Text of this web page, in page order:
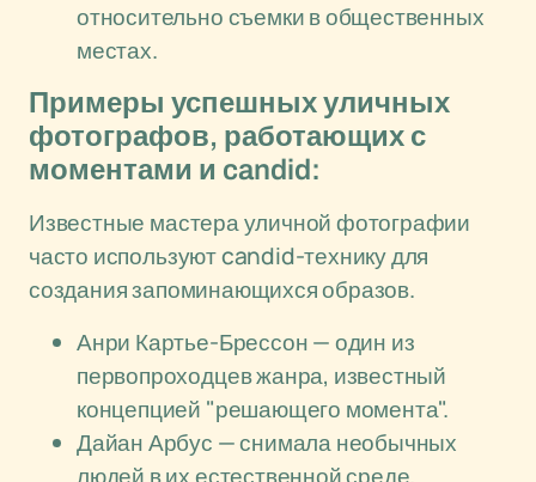
относительно съемки в общественных
местах.
Примеры успешных уличных
фотографов, работающих с
моментами и candid:
Известные мастера уличной фотографии
часто используют candid-технику для
создания запоминающихся образов.
Анри Картье-Брессон — один из
первопроходцев жанра, известный
концепцией "решающего момента".
Дайан Арбус — снимала необычных